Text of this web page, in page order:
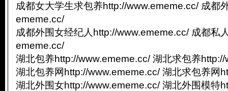
成都女大学生求包养http://www.ememe.cc/ 成都
ememe.cc/
成都外围女经纪人http://www.ememe.cc/ 成都私
ememe.cc/
湖北包养http://www.ememe.cc/ 湖北求包养
湖北包养网http://www.ememe.cc/ 湖北求包养网
湖北外围女http://www.ememe.cc/ 湖北外围模特